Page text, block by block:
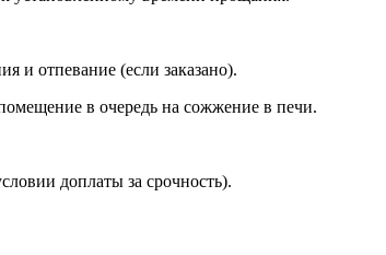
и отпевание (если заказано).
в очередь на сожжение в печи.
доплаты за срочность).